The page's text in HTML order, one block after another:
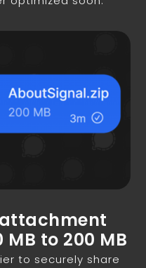
to 200 MB
to securely share